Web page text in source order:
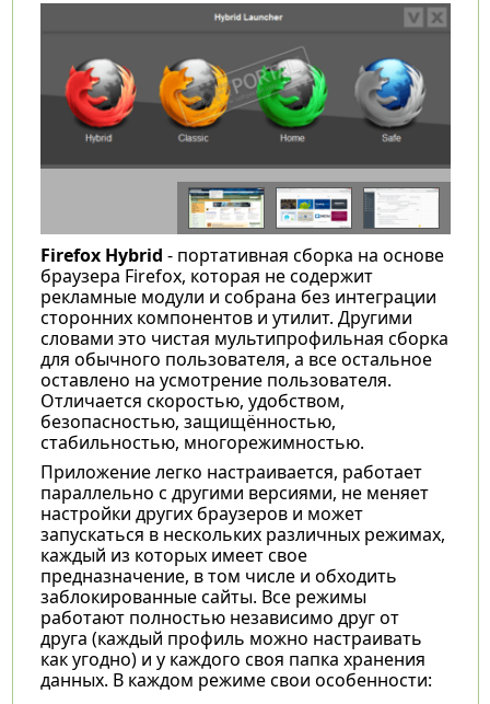
Firefox Hybrid - портативная сборка на основе
браузера Firefox, которая не содержит
рекламные модули и собрана без интеграции
сторонних компонентов и утилит. Другими
словами это чистая мультипрофильная сборка
для обычного пользователя, а все остальное
оставлено на усмотрение пользователя.
Отличается скоростью, удобством,
безопасностью, защищённостью,
стабильностью, многорежимностью.
Приложение легко настраивается, работает
параллельно с другими версиями, не меняет
настройки других браузеров и может
запускаться в нескольких различных режимах,
каждый из которых имеет свое
предназначение, в том числе и обходить
заблокированные сайты. Все режимы
работают полностью независимо друг от
друга (каждый профиль можно настраивать
как угодно) и у каждого своя папка хранения
данных. В каждом режиме свои особенности: